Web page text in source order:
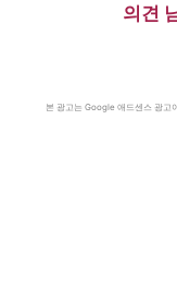
의견
본 광고는 Google 애드센스 광고